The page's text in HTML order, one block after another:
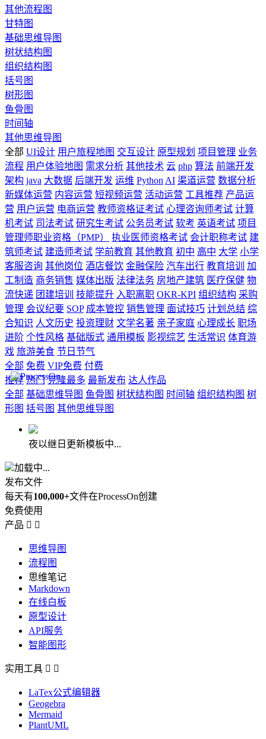
其他流程图
甘特图
基础思维导图
树状结构图
组织结构图
括号图
树形图
鱼骨图
时间轴
其他思维导图
全部 UI设计 用户旅程地图 交互设计 原型规划 项目管理 业务
流程 用户体验地图 需求分析 其他技术 云 php 算法 前端开发
架构 java 大数据 后端开发 运维 Python AI 渠道运营 数据分析
新媒体运营 内容运营 短视频运营 活动运营 工具推荐 产品运
营 用户运营 电商运营 教师资格证考试 心理咨询师考试 计算
机考试 司法考试 研究生考试 公务员考试 软考 英语考试 项目
管理师职业资格（PMP）
执业医师资格考试 会计职称考试 建
筑师考试 建造师考试 学前教育 其他教育 初中 高中 大学 小学
客服咨询 其他岗位 酒店餐饮 金融保险 汽车出行 教育培训
加
工制造 商务销售 媒体出版 法律法务 房地产建筑 医疗保健 物
流快递 团建培训 技能提升 入职离职 OKR-KPI 组织结构 采购
管理 会议纪要 SOP 成本管控 销售管理 面试技巧 计划总结 综
合知识 人文历史 投资理财 文学名著 亲子家庭 心理成长 职场
进阶 个性风格 基础版式 通用模板 影视综艺 生活常识 体育游
戏 旅游美食 节日节气
全部 免费 VIP免费 付费
推荐 热门 克隆最多 最新发布 达人作品
全部 基础思维导图 鱼骨图 树状结构图 时间轴 组织结构图 树
形图 括号图 其他思维导图
夜以继日更新模板中...
加载中...
发布文件
每天有100,000+文件在ProcessOn创建
免费使用
产品  
思维导图
流程图
思维笔记
Markdown
在线白板
原型设计
API服务
智能图形
实用工具  
LaTex公式编辑器
Geogebra
Mermaid
PlantUML